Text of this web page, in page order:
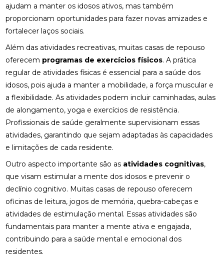
ajudam a manter os idosos ativos, mas também
proporcionam oportunidades para fazer novas amizades e
fortalecer laços sociais.
Além das atividades recreativas, muitas casas de repouso
oferecem programas de exercícios físicos. A prática
regular de atividades físicas é essencial para a saúde dos
idosos, pois ajuda a manter a mobilidade, a força muscular e
a flexibilidade. As atividades podem incluir caminhadas, aulas
de alongamento, yoga e exercícios de resistência.
Profissionais de saúde geralmente supervisionam essas
atividades, garantindo que sejam adaptadas às capacidades
e limitações de cada residente.
Outro aspecto importante são as atividades cognitivas,
que visam estimular a mente dos idosos e prevenir o
declínio cognitivo. Muitas casas de repouso oferecem
oficinas de leitura, jogos de memória, quebra-cabeças e
atividades de estimulação mental. Essas atividades são
fundamentais para manter a mente ativa e engajada,
contribuindo para a saúde mental e emocional dos
residentes.